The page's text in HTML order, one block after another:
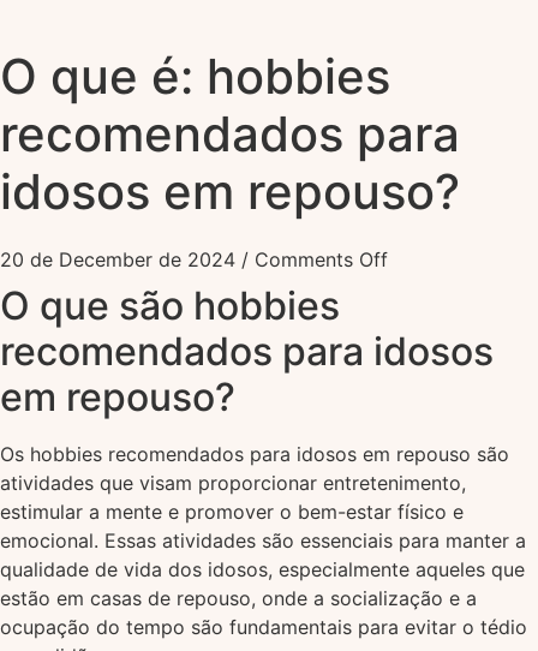
O que é: hobbies
recomendados para
idosos em repouso?
20 de December de 2024 / Comments Off
O que são hobbies
recomendados para idosos
em repouso?
Os hobbies recomendados para idosos em repouso são
atividades que visam proporcionar entretenimento,
estimular a mente e promover o bem-estar físico e
emocional. Essas atividades são essenciais para manter a
qualidade de vida dos idosos, especialmente aqueles que
estão em casas de repouso, onde a socialização e a
ocupação do tempo são fundamentais para evitar o tédio